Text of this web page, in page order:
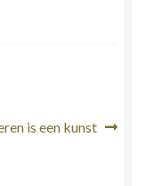
is een kunst